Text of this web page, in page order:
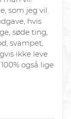
som jeg vil.
hvis
søde ting,
svampet,
ikke leve
også lige